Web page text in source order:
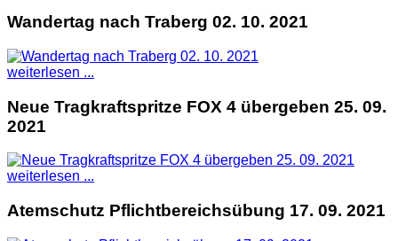
Wandertag nach Traberg 02. 10. 2021
weiterlesen ...
Neue Tragkraftspritze FOX 4 übergeben 25. 09.
2021
weiterlesen ...
Atemschutz Pflichtbereichsübung 17. 09. 2021